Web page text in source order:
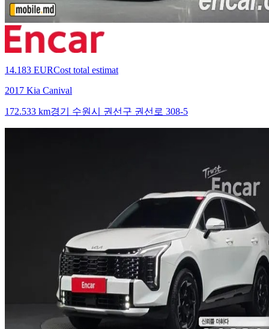
14.183 EURCost total estimat
2017 Kia Canival
172.533 km경기 수원시 권선구 권선로 308-5